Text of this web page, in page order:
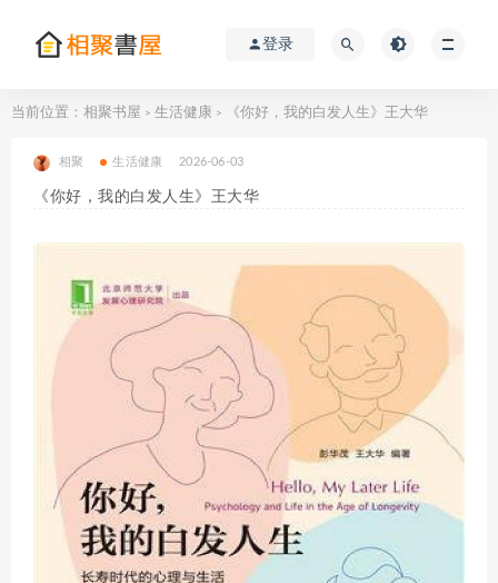
登录
当前位置： 相聚书屋 > 生活健康 > 《你好，我的白发人生》王大华
相聚 生活健康 2026-06-03
《你好，我的白发人生》王大华